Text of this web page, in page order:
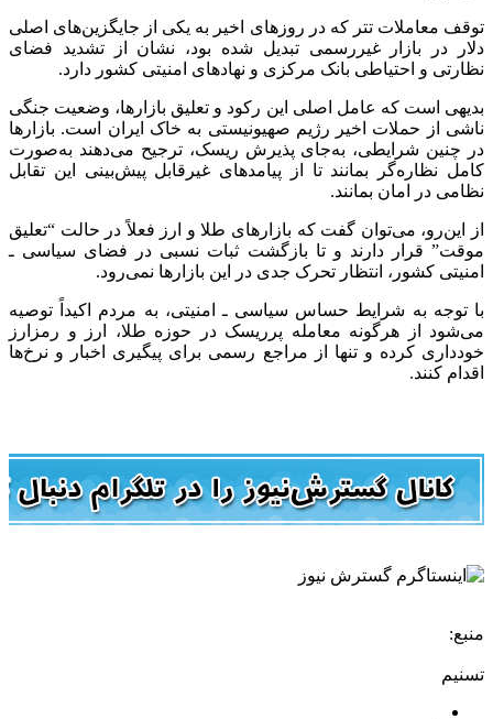
توقف معاملات تتر که در روزهای اخیر به یکی از جایگزین‌های اصلی
دلار در بازار غیررسمی تبدیل شده بود، نشان از تشدید فضای
نظارتی و احتیاطی بانک مرکزی و نهادهای امنیتی کشور دارد.
بدیهی است که عامل اصلی این رکود و تعلیق بازارها، وضعیت جنگی
ناشی از حملات اخیر رژیم صهیونیستی به خاک ایران است. بازارها
در چنین شرایطی، به‌جای پذیرش ریسک، ترجیح می‌دهند به‌صورت
کامل نظاره‌گر بمانند تا از پیامدهای غیرقابل پیش‌بینی این تقابل
نظامی در امان بمانند.
از این‌رو، می‌توان گفت که بازارهای طلا و ارز فعلاً در حالت “تعلیق
موقت” قرار دارند و تا بازگشت ثبات نسبی در فضای سیاسی ـ
امنیتی کشور، انتظار تحرک جدی در این بازارها نمی‌رود.
با توجه به شرایط حساس سیاسی ـ امنیتی، به مردم اکیداً توصیه
می‌شود از هرگونه معامله پرریسک در حوزه طلا، ارز و رمزارز
خودداری کرده و تنها از مراجع رسمی برای پیگیری اخبار و نرخ‌ها
اقدام کنند.
منبع:
تسنیم